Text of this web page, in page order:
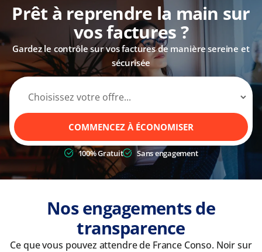
Prêt à reprendre la main sur
vos factures ?
Gardez le contrôle sur vos factures de manière sereine et
sécurisée
COMMENCEZ À ÉCONOMISER
100% Gratuit Sans engagement
Nos engagements de
transparence
Ce que vous pouvez attendre de France Conso. Noir sur